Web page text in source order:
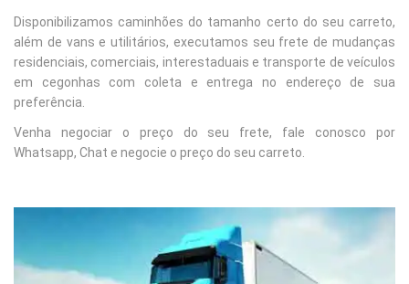
Disponibilizamos caminhões do tamanho certo do seu carreto,
além de vans e utilitários, executamos seu frete de mudanças
residenciais, comerciais, interestaduais e transporte de veículos
em cegonhas com coleta e entrega no endereço de sua
preferência.
Venha negociar o preço do seu frete, fale conosco por
Whatsapp, Chat e negocie o preço do seu carreto.